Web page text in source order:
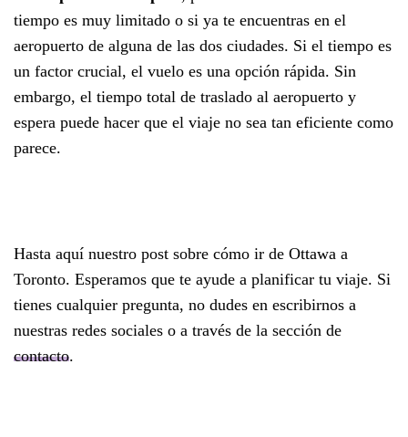
tiempo es muy limitado o si ya te encuentras en el
aeropuerto de alguna de las dos ciudades. Si el tiempo es
un factor crucial, el vuelo es una opción rápida. Sin
embargo, el tiempo total de traslado al aeropuerto y
espera puede hacer que el viaje no sea tan eficiente como
parece.
Hasta aquí nuestro post sobre cómo ir de Ottawa a
Toronto. Esperamos que te ayude a planificar tu viaje. Si
tienes cualquier pregunta, no dudes en escribirnos a
nuestras redes sociales o a través de la sección de
contacto.